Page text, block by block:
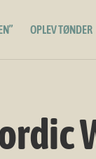
OPLEV TØNDER